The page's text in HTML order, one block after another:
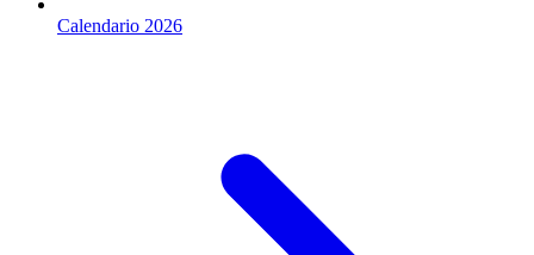
Calendario 2026